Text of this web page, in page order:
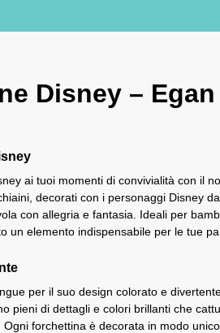
Disney – Egan
ai tuoi momenti di convivialità con il
decorati con i personaggi Disney
con allegria e fantasia. Ideali per
un elemento indispensabile per le tue
per il suo design colorato e
pieni di dettagli e colori brillanti che
forchettina è decorata in modo